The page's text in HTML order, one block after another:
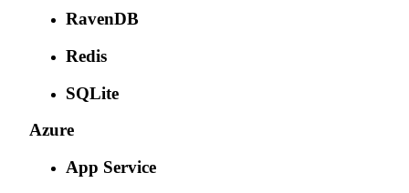
RavenDB
Redis
SQLite
Azure
App Service